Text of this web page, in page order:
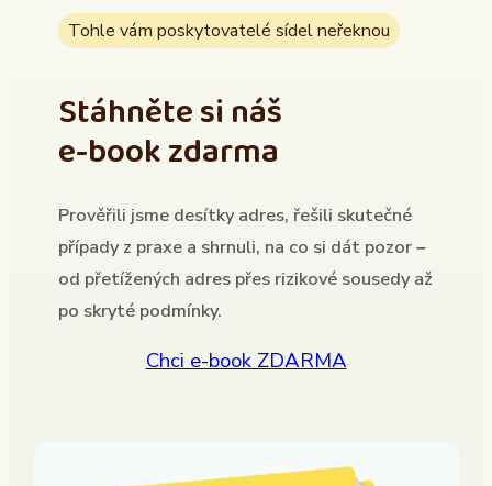
Tohle vám poskytovatelé sídel neřeknou
Stáhněte si náš
e-book zdarma
Prověřili jsme desítky adres, řešili skutečné
případy z praxe a shrnuli, na co si dát pozor –
od přetížených adres přes rizikové sousedy až
po skryté podmínky.
Chci e-book ZDARMA